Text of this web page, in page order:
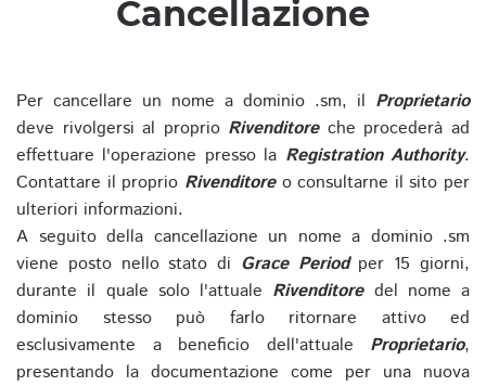
Cancellazione
Per cancellare un nome a dominio .sm, il Proprietario
deve rivolgersi al proprio Rivenditoreche procederà ad
effettuare l'operazione presso la Registration Authority.
Contattare il proprio Rivenditoreo consultarne il sito per
ulteriori informazioni.
A seguito della cancellazione un nome a dominio .sm
viene posto nello stato di Grace Periodper 15 giorni,
durante il quale solo l'attuale Rivenditoredel nome a
dominio stesso può farlo ritornare attivo ed
esclusivamente a beneficio dell'attuale Proprietario,
presentando la documentazione come per una nuova